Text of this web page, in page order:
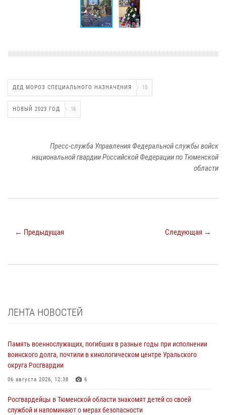
ДЕД МОРОЗ СПЕЦИАЛЬНОГО НАЗНАЧЕНИЯ 15
НОВЫЙ 2023 ГОД 16
Пресс-служба Управления Федеральной службы войск
национальной гвардии Российской Федерации по Тюменской
области
← Предыдущая Следующая →
ЛЕНТА НОВОСТЕЙ
Память военнослужащих, погибших в разные годы при исполнении
воинского долга, почтили в кинологическом центре Уральского
округа Росгвардии
06 августа 2026, 12:38 6
Росгвардейцы в Тюменской области знакомят детей со своей
службой и напоминают о мерах безопасности